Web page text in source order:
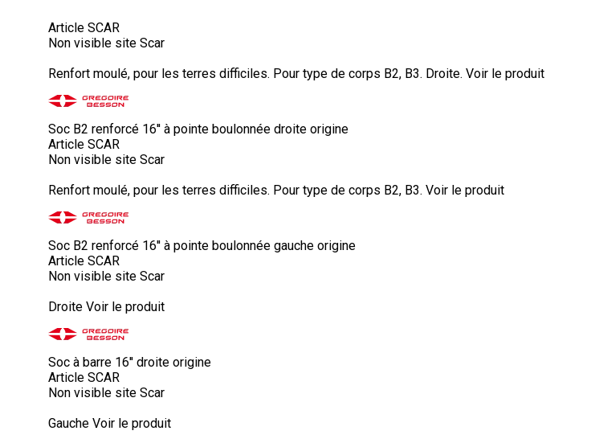
Article SCAR
Non visible site Scar
Renfort moulé, pour les terres difficiles. Pour type de corps B2, B3. Droite. Voir le produit
Soc B2 renforcé 16'' à pointe boulonnée droite origine
Article SCAR
Non visible site Scar
Renfort moulé, pour les terres difficiles. Pour type de corps B2, B3. Voir le produit
Soc B2 renforcé 16'' à pointe boulonnée gauche origine
Article SCAR
Non visible site Scar
Droite Voir le produit
Soc à barre 16'' droite origine
Article SCAR
Non visible site Scar
Gauche Voir le produit